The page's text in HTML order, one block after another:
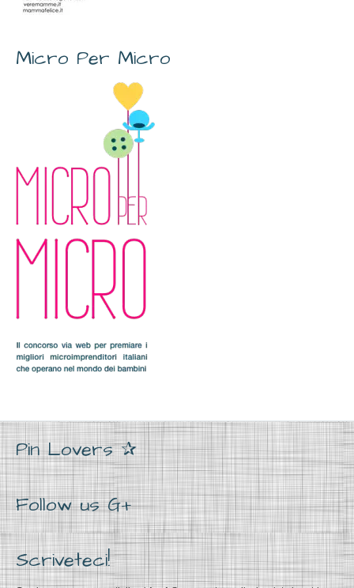
Micro Per Micro
Pin Lovers ✰
Follow us G+
Scriveteci!